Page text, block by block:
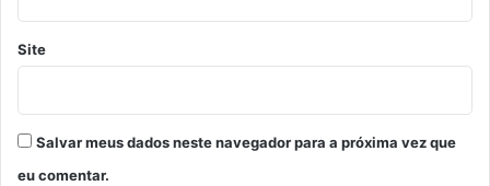
Site
Salvar meus dados neste navegador para a próxima vez que
eu comentar.